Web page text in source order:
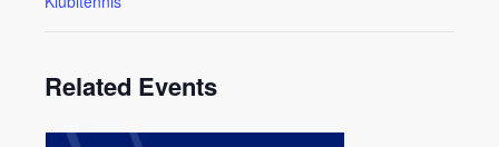
Related Events